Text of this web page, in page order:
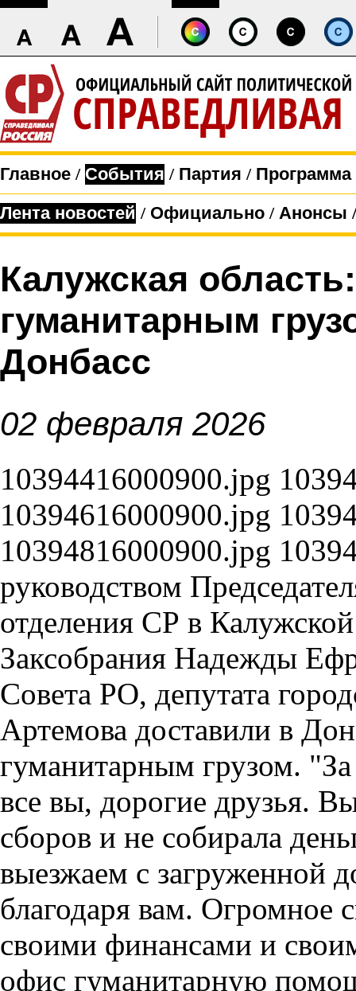
Главное / События / Партия / Программа
Лента новостей / Официально / Анонсы
Калужская
гуманитарным
Донбасс
02 февраля 2026
10394416000900.jpg
10394616000900.jpg
10394816000900.jpg
руководством
отделения СР в
Заксобрания Надежды
Совета РО, депутата
Артемова доставили в
гуманитарным грузом.
все вы, дорогие друзья.
сборов и не собирала
выезжаем с загруженной
благодаря вам. Огромное
своими финансами и
офис гуманитарную